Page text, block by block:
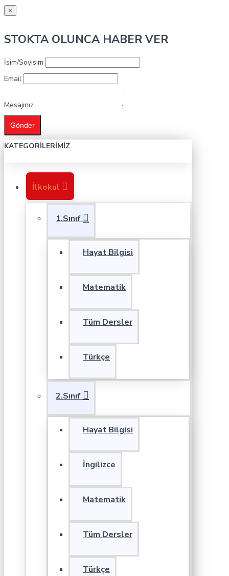
×
STOKTA OLUNCA HABER VER
İsim/Soyisim
Email
Mesajınız
Gönder
KATEGORILERIMIZ
İlkokul
1.Sınıf
Hayat Bilgisi
Matematik
Tüm Dersler
Türkçe
2.Sınıf
Hayat Bilgisi
İngilizce
Matematik
Tüm Dersler
Türkçe